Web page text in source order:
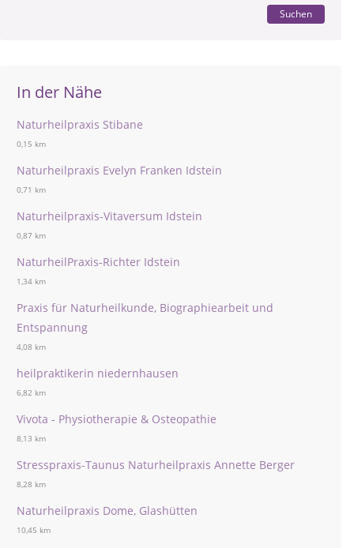
Suchen
In der Nähe
Naturheilpraxis Stibane
0,15 km
Naturheilpraxis Evelyn Franken Idstein
0,71 km
Naturheilpraxis-Vitaversum Idstein
0,87 km
NaturheilPraxis-Richter Idstein
1,34 km
Praxis für Naturheilkunde, Biographiearbeit und
Entspannung
4,08 km
heilpraktikerin niedernhausen
6,82 km
Vivota - Physiotherapie & Osteopathie
8,13 km
Stresspraxis-Taunus Naturheilpraxis Annette Berger
8,28 km
Naturheilpraxis Dome, Glashütten
10,45 km